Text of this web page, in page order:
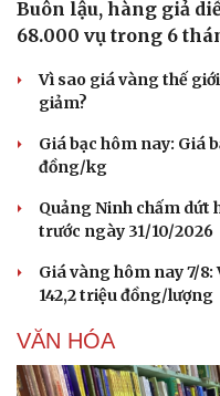
Buôn lậu, hàng giả
68.000 vụ trong 6
Vì sao giá vàng thế
giảm?
Giá bạc hôm nay: Giá
đồng/kg
Quảng Ninh chấm dứt
trước ngày 31/10/2026
Giá vàng hôm nay 7/
142,2 triệu đồng/lượng
VĂN HÓA